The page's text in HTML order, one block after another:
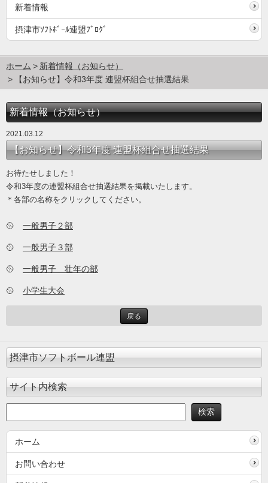
新着情報
摂津市ｿﾌﾄﾎﾞｰﾙ連盟ﾌﾞﾛｸﾞ
ホーム
新着情報（お知らせ）
【お知らせ】令和3年度 連盟杯組合せ抽選結果
新着情報（お知らせ）
2021.03.12
【お知らせ】令和3年度 連盟杯組合せ抽選結果
お待たせしました！
令和3年度の連盟杯組合せ抽選結果を掲載いたします。
＊各部の名称をクリックしてください。
🥎 一般男子２部
🥎 一般男子３部
🥎 一般男子 壮年の部
🥎 小学生大会
戻る
摂津市ソフトボール連盟
サイト内検索
ホーム
お問い合わせ